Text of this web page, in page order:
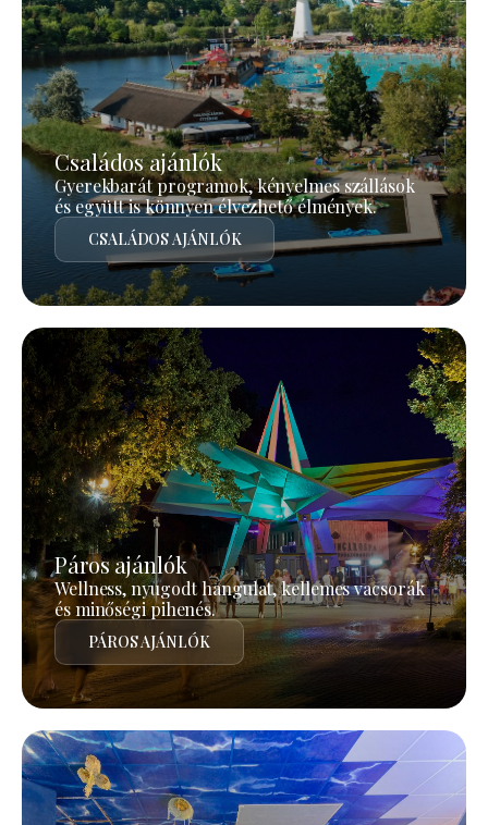
Családos ajánlók
Gyerekbarát programok, kényelmes szállások
és együtt is könnyen élvezhető élmények.
CSALÁDOS AJÁNLÓK
Páros ajánlók
Wellness, nyugodt hangulat, kellemes vacsorák
és minőségi pihenés.
PÁROS AJÁNLÓK